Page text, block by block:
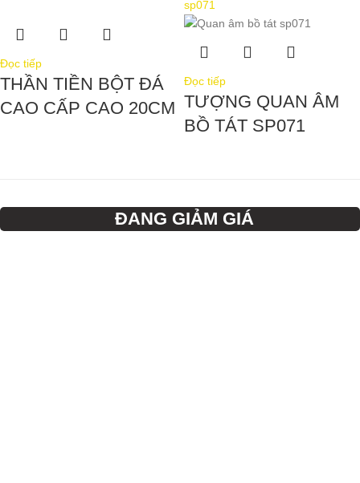
Đọc tiếp
THẦN TIỀN BỘT ĐÁ
CAO CẤP CAO 20CM
Đọc tiếp
TƯỢNG QUAN ÂM
BỒ TÁT SP071
ĐANG GIẢM GIÁ